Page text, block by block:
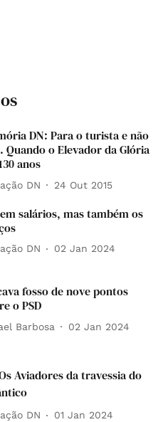
DN: Para o turista e não
Quando o Elevador da Glória
anos
DN 24 Out 2015
salários, mas também os
DN 02 Jan 2024
fosso de nove pontos
o PSD
Barbosa 02 Jan 2024
Aviadores da travessia do
DN 01 Jan 2024